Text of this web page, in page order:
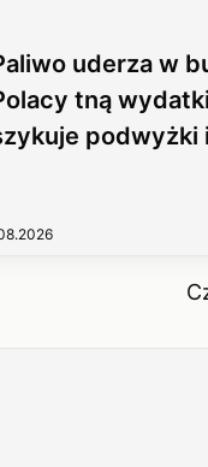
uderza w
tną
podwyżki